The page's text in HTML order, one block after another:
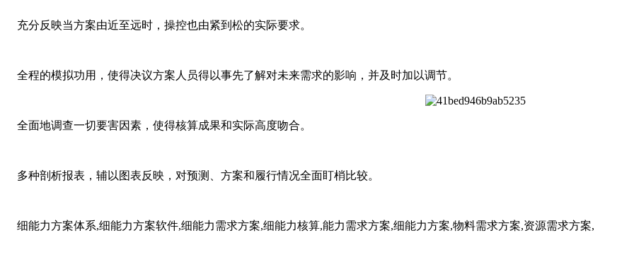
充分反映当方案由近至远时，操控也由紧到松的实际要求。
全程的模拟功用，使得决议方案人员得以事先了解对未来需求的影响，并及时加以调节。
全面地调查一切要害因素，使得核算成果和实际高度吻合。
多种剖析报表，辅以图表反映，对预测、方案和履行情况全面盯梢比较。
细能力方案体系,细能力方案软件,细能力需求方案,细能力核算,能力需求方案,细能力方案,物料需求方案,资源需求方案,